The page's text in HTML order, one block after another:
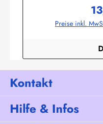
zu allen Ringelmuster
Kopfumfang (bis 18
Kopfumfang
cm Kopfumfang
Bekleidungswerk
Preise inkl.
Kontakt
Hilfe & Infos